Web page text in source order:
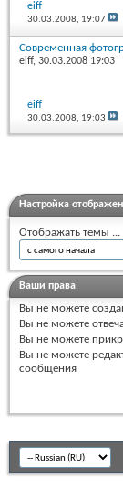
eiff
30.03.2008, 19:07
Современная
eiff, 30.03.2008 19:03
eiff
30.03.2008, 19:03
Настройка
Отображать темы ...
Ваши права
Вы не можете
Вы не можете
Вы не можете
Вы не можете
сообщения